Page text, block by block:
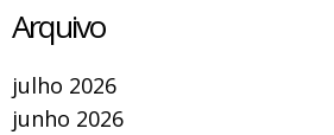
Arquivo
julho 2026
junho 2026